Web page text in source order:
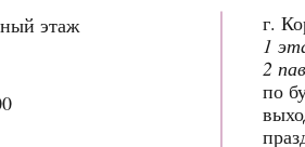
этаж
г.
1
2
по